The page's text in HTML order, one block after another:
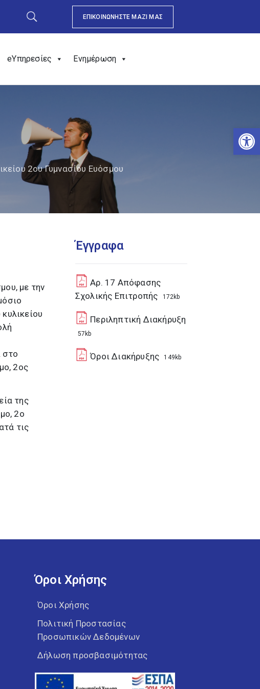
ΕΠΙΚΟΙΝΩΝΗΣΤΕ ΜΑΖΙ ΜΑΣ
eΥπηρεσίες Ενημέρωση
2ου Γυμνασίου Ευόσμου
με την
στο
2ος
της
2ο
τις
Έγγραφα
Αρ. 17 Απόφασης
Σχολικής Επιτροπής
172kb
Περιληπτική Διακήρυξη
57kb
Όροι Διακήρυξης 149kb
Όροι Χρήσης
Όροι Χρήσης
Πολιτική Προστασίας
Προσωπικών Δεδομένων
Δήλωση προσβασιμότητας